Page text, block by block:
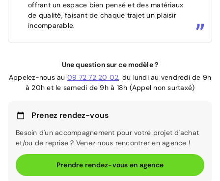
offrant un espace bien pensé et des matériaux
de qualité, faisant de chaque trajet un plaisir
incomparable.
Une question sur ce modèle ?
Appelez-nous au 09 72 72 20 02, du lundi au vendredi de 9h
à 20h et le samedi de 9h à 18h (Appel non surtaxé)
Prenez rendez-vous
Besoin d'un accompagnement pour votre projet d'achat
et/ou de reprise ? Venez nous rencontrer en agence !
Prendre rendez-vous en agence